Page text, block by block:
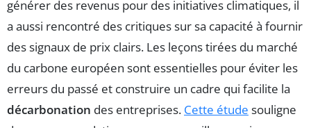
générer des revenus pour des initiatives climatiques, il
a aussi rencontré des critiques sur sa capacité à fournir
des signaux de prix clairs. Les leçons tirées du marché
du carbone européen sont essentielles pour éviter les
erreurs du passé et construire un cadre qui facilite la
décarbonation des entreprises. Cette étude souligne